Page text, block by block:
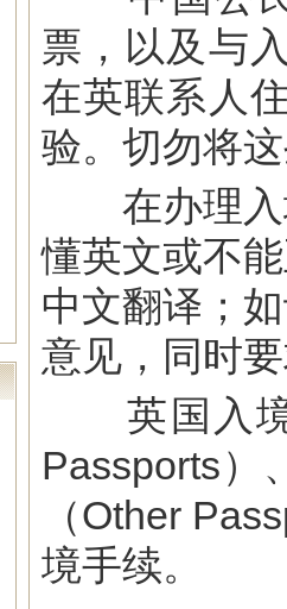
票，以及与
在英联系人
验。切勿将
在办理入
懂英文或不
中文翻译；
意见，同时
英国入境
Passports）
（Other
境手续。